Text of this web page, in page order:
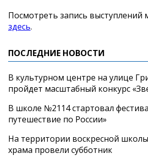
Посмотреть запись выступлений
здесь.
ПОСЛЕДНИЕ НОВОСТИ
В культурном центре на улице
пройдет масштабный конкурс
В школе №2114 стартовал
путешествие по России»
На территории воскресной
храма провели субботник